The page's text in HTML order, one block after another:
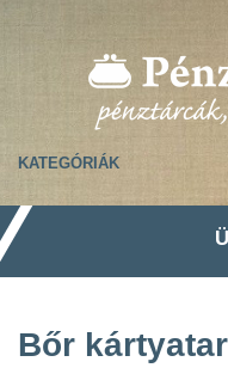
KATEGÓRIÁK
Bőr